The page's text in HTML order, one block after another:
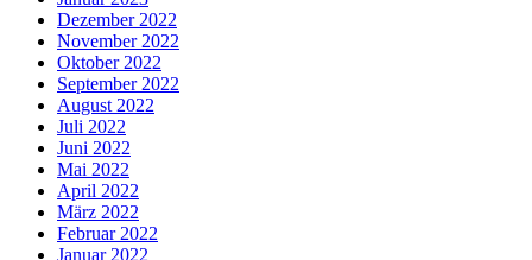
Dezember 2022
November 2022
Oktober 2022
September 2022
August 2022
Juli 2022
Juni 2022
Mai 2022
April 2022
März 2022
Februar 2022
Januar 2022